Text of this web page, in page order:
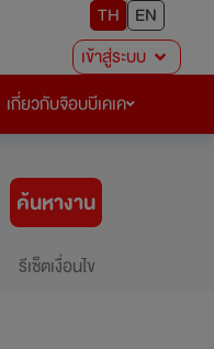
TH
EN
เข้าสู่ระบบ
เกี่ยวกับจ๊อบบีเคเค
ค้นหางาน
รีเซ็ตเงื่อนไข